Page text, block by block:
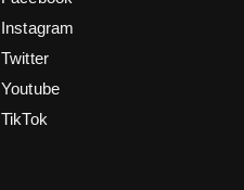
Instagram
Twitter
Youtube
TikTok